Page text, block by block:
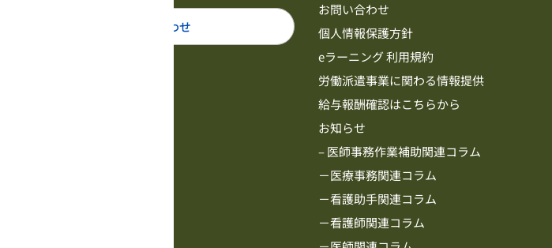
お問い合わせ
お問い合わせ
個人情報保護方針
eラーニング 利用規約
労働派遣事業に関わる情報提供
給与報酬確認はこちらから
お知らせ
– 医師事務作業補助関連コラム
－医療事務関連コラム
－看護助手関連コラム
－看護師関連コラム